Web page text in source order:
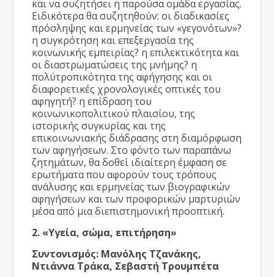
και να συζητήσει η παρούσα ομάδα εργασίας.
Ειδικότερα θα συζητηθούν: οι διαδικασίες
πρόσληψης και ερμηνείας των «γεγονότων»?
η συγκρότηση και επεξεργασία της
κοινωνικής εμπειρίας? η επιλεκτικότητα και
οι διαστρωματώσεις της μνήμης? η
πολύτροπικότητα της αφήγησης και οι
διαφορετικές χρονολογικές οπτικές του
αφηγητή? η επίδραση του
κοινωνικοπολιτικού πλαισίου, της
ιστορικής συγκυρίας και της
επικοινωνιακής διάδρασης στη διαμόρφωση
των αφηγήσεων. Στο φόντο των παραπάνω
ζητημάτων, θα δοθεί ιδιαίτερη έμφαση σε
ερωτήματα που αφορούν τους τρόπους
ανάλυσης και ερμηνείας των βιογραφικών
αφηγήσεων και των προφορικών μαρτυριών
μέσα από μια διεπιστημονική προοπτική.
2. «Υγεία, σώμα, επιτήρηση»
Συντονισμός: Μανόλης Τζανάκης,
Ντιάννα Τράκα, Σεβαστή Τρουμπέτα